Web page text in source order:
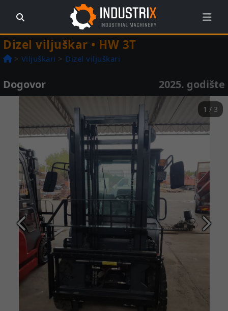
Dizel viljuškar • HW 3T
> Viljuškari > Dizel viljuškari
Dogovor 2025. godište
1 / 3
Prethodna